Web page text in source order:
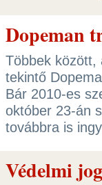
Dopeman
Többek között,
tekintő
Bár 2010-es
október 23-án
továbbra is
Védelmi